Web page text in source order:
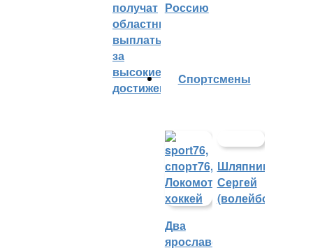
получат
областные
выплаты
за
высокие
достижения
Россию
Cпортсмены
Два
ярославских
Шляпников
Сергей
(волейбол)